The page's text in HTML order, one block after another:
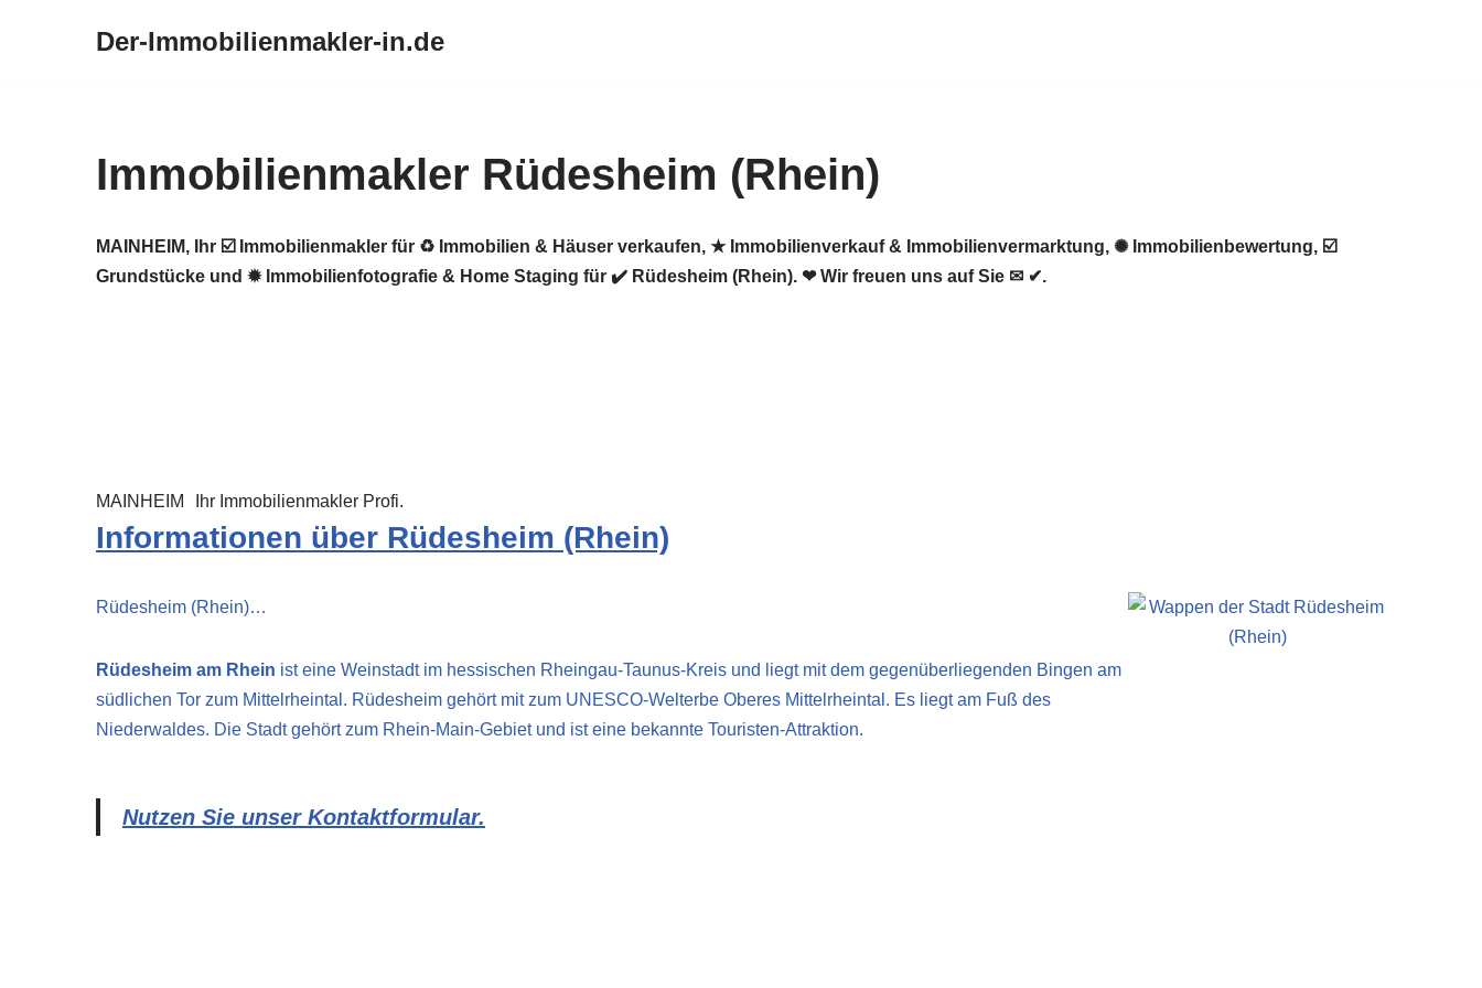
Der-Immobilienmakler-in.de
Immobilienmakler Rüdesheim (Rhein)
MAINHEIM, Ihr ☑️ Immobilienmakler für ♻ Immobilien & Häuser verkaufen, ★ Immobilienverkauf & Immobilienvermarktung, ✺ Immobilienbewertung, ☑️
Grundstücke und ✹ Immobilienfotografie & Home Staging für ✔️ Rüdesheim (Rhein). ❤ Wir freuen uns auf Sie ✉ ✔.
MAINHEIM Ihr Immobilienmakler Profi.
Informationen über Rüdesheim (Rhein)
Rüdesheim (Rhein)…
Rüdesheim am Rhein ist eine Weinstadt im hessischen Rheingau-Taunus-Kreis und liegt mit dem gegenüberliegenden Bingen am
südlichen Tor zum Mittelrheintal. Rüdesheim gehört mit zum UNESCO-Welterbe Oberes Mittelrheintal. Es liegt am Fuß des
Niederwaldes. Die Stadt gehört zum Rhein-Main-Gebiet und ist eine bekannte Touristen-Attraktion.
Nutzen Sie unser Kontaktformular.